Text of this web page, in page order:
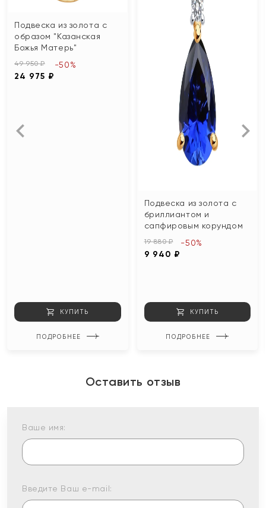
Подвеска из золота с
образом "Казанская
Божья Матерь"
49 950 ₽
24 975 ₽
-50%
КУПИТЬ
ПОДРОБНЕЕ
Подвеска из золота с
бриллиантом и
сапфировым корундом
19 880 ₽
9 940 ₽
-50%
КУПИТЬ
ПОДРОБНЕЕ
Оставить отзыв
Ваше имя:
Введите Ваш e-mail: